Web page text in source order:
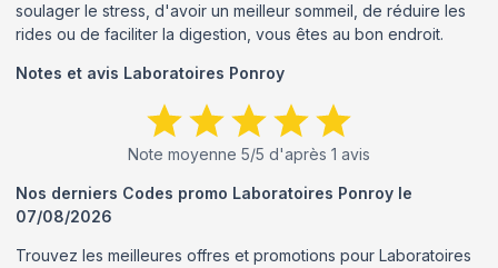
soulager le stress, d'avoir un meilleur sommeil, de réduire les
rides ou de faciliter la digestion, vous êtes au bon endroit.
Notes et avis Laboratoires Ponroy
Note moyenne 5/5 d'après 1 avis
Nos derniers Codes promo Laboratoires Ponroy le
07/08/2026
Trouvez les meilleures offres et promotions pour Laboratoires